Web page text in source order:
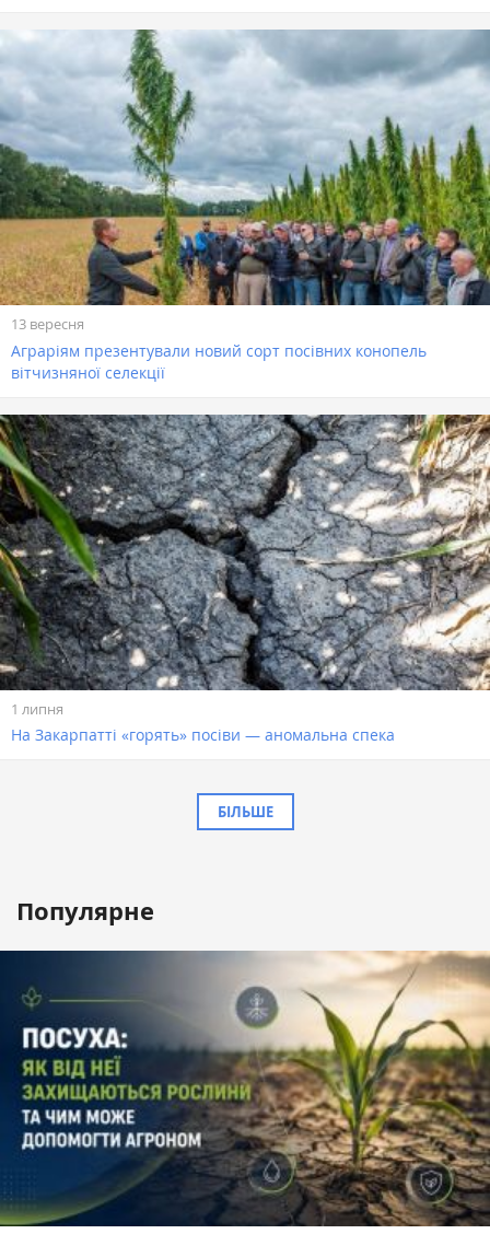
13 вересня
Аграріям презентували новий сорт посівних конопель
вітчизняної селекції
1 липня
На Закарпатті «горять» посіви — аномальна спека
БІЛЬШЕ
Популярне